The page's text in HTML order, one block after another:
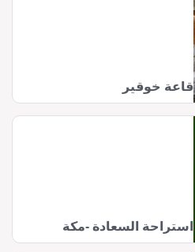
قاعة خوقير
استراحة السعادة -مكة